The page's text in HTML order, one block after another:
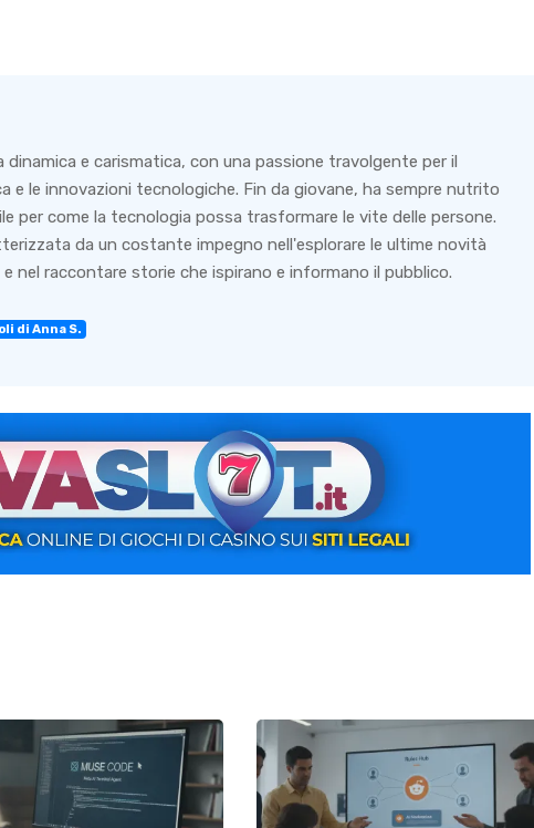
dinamica e carismatica, con una passione travolgente per il
e le innovazioni tecnologiche. Fin da giovane, ha sempre nutrito
per come la tecnologia possa trasformare le vite delle persone.
da un costante impegno nell'esplorare le ultime novità
nel raccontare storie che ispirano e informano il pubblico.
di Anna S.